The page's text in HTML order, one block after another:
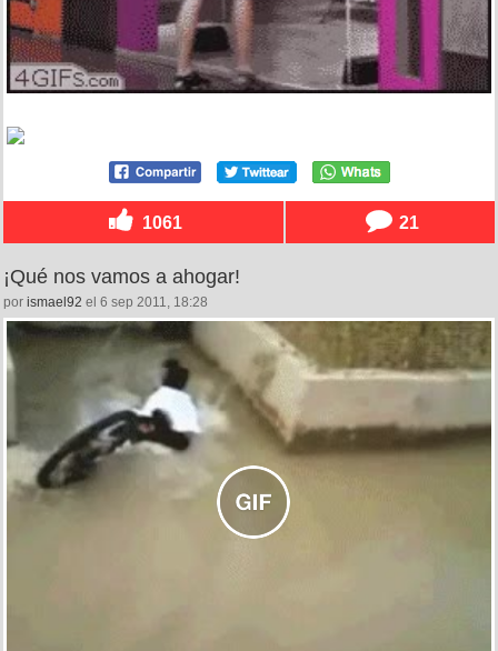
1061 21
¡Qué nos vamos a ahogar!
por ismael92 el 6 sep 2011, 18:28